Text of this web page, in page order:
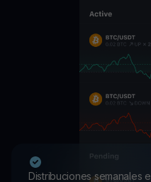
Distribuciones semanales